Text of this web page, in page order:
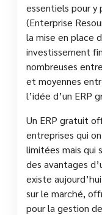
essentiels pour y
(Enterprise
la mise en place
investissement
nombreuses
et moyennes
l’idée d’un ERP
Un ERP gratuit
entreprises qui
limitées mais qui
des avantages
existe
sur le marché,
pour la gestion